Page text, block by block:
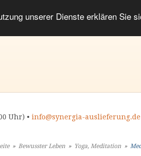
unserer Dienste erklären Sie
Uhr) • info@synergia-auslieferung.de
» Bewusster Leben » Yoga, Meditation »